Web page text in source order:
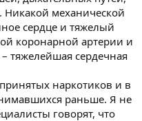
Никакой механической
сердце и тяжелый
коронарной артерии и
тяжелейшая сердечная
наркотиков и в
раньше. Я не
говорят, что